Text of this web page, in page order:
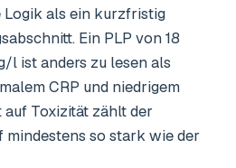
Logik als ein kurzfristig
Ein PLP von 18
l ist anders zu lesen als
CRP und niedrigem
auf Toxizität zählt der
mindestens so stark wie der